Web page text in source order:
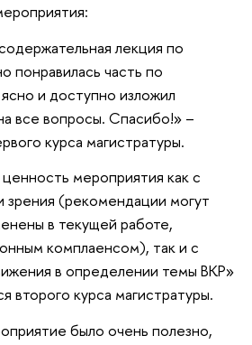
лекция по
понравилась часть по
и доступно изложил
все вопросы. Спасибо!» –
курса магистратуры.
мероприятия как с
зрения (рекомендации могут
в текущей работе,
комплаенсом), так и с
в определении темы ВКР»
второго курса магистратуры.
было очень полезно,